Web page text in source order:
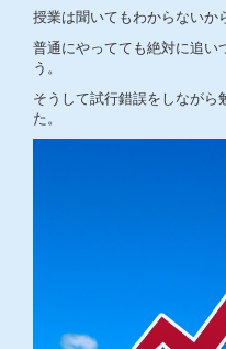
授業は聞いてもわからないか
普通にやってても絶対に追い
う。
そうして試行錯誤をしながら
た。